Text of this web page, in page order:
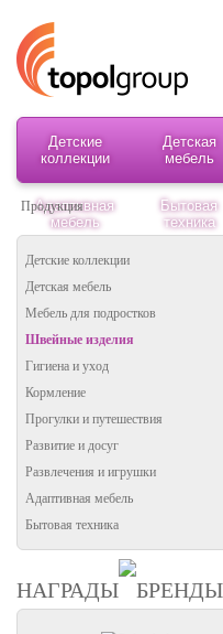
Детские
коллекции
Детская
мебель
Адаптивная
мебель
Бытовая
техника
Продукция
Детские коллекции
Детская мебель
Мебель для подростков
Швейные изделия
Гигиена и уход
Кормление
Прогулки и путешествия
Развитие и досуг
Развлечения и игрушки
Адаптивная мебель
Бытовая техника
НАГРАДЫ БРЕНДЫ